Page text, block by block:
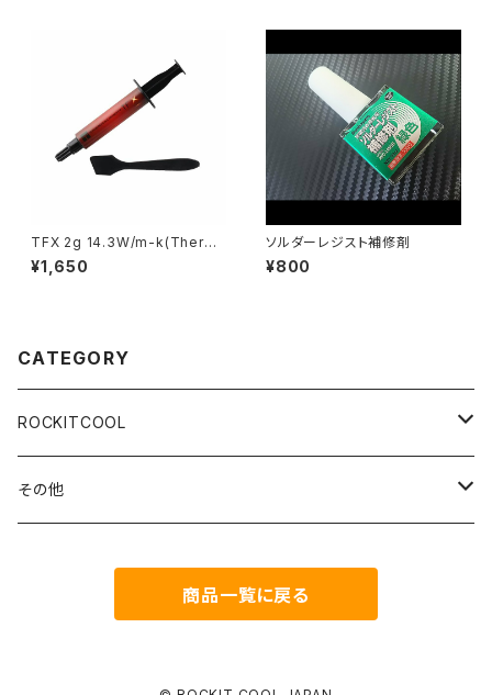
TFX 2g 14.3W/m-k(Therma
lright)
¥1,650
ソルダーレジスト補修剤
¥800
CATEGORY
ROCKITCOOL
Delid＆Relid
その他
商品一覧に戻る